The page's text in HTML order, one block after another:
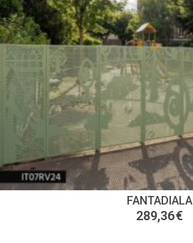
FANTADIALA
289,36€